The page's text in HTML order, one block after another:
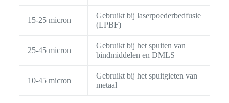
15-25 micron
Gebruikt bij laserpoederbedfusie
(LPBF)
25-45 micron
Gebruikt bij het spuiten van
bindmiddelen en DMLS
10-45 micron
Gebruikt bij het spuitgieten van
metaal